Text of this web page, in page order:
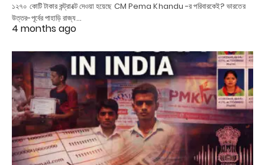
১২৭০ কোটি টাকার কন্ট্রাক্টে দেওয়া হয়েছে CM Pema Khandu -র পরিবারকেই? ভারতের
উত্তর-পূর্বের পাহাড়ি রাজ্য…
4 months ago